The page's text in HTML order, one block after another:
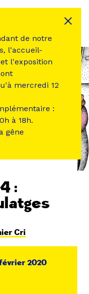
:
Cri
février 2020
de notre
l'accueil-
l'exposition
mercredi 12
:
à 18h.
gêne